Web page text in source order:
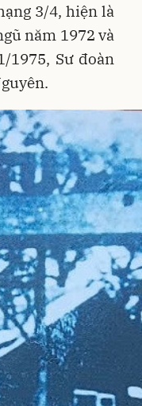
3/4, hiện là
năm 1972 và
1975, Sư đoàn